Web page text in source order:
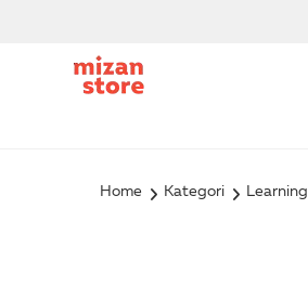
Home Kategori Learning